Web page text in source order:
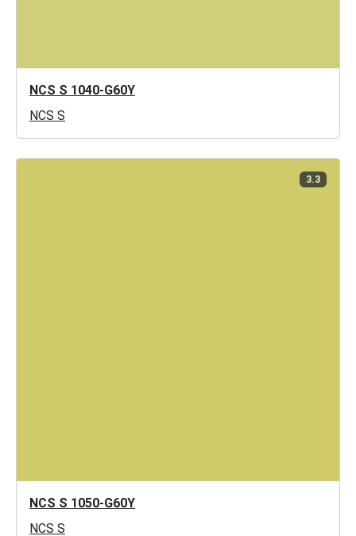
NCS S 1040-G60Y
NCS S
3.3
NCS S 1050-G60Y
NCS S